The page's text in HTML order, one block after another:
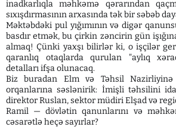
inadkarlıqla məhkəmə qərarından
sıxışdırmasının arxasında tək bir səbəb
Məktəbdəki pul yığımının və digər
basdır etmək, bu çirkin zəncirin gün işığına
almaq! Çünki yaxşı bilirlər ki, o işçilər
qaranlıq otaqlarda qurulan "aylıq
detalları ifşa olunacaq.
​Biz buradan Elm və Təhsil Nazirliyinə
orqanlarına səslənirik: İmişli təhsilini
direktor Ruslan, sektor müdiri Elşad və
Ramil — dövlətin qanunlarını və
cəsarətlə heçə sayırlar?